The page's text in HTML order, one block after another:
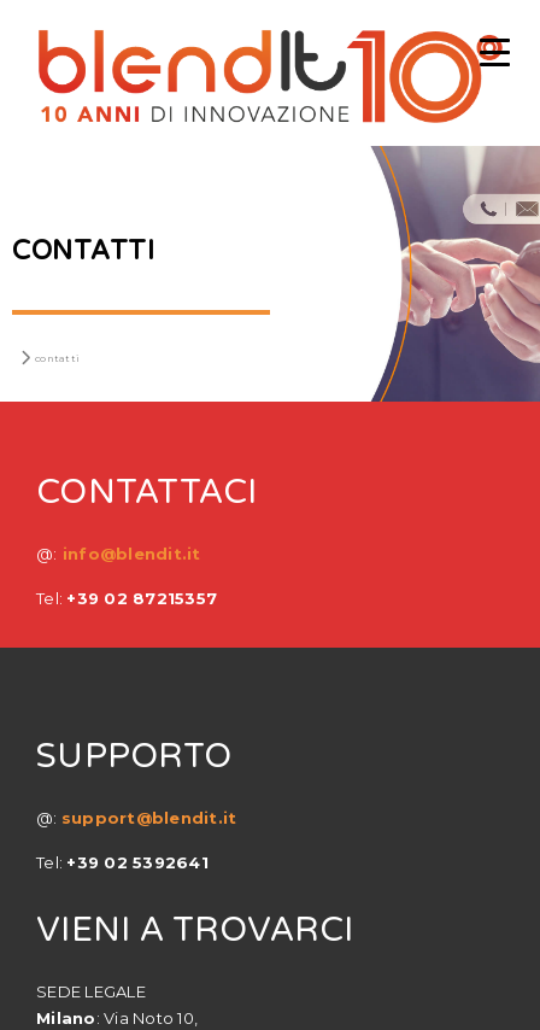
CONTATTI
contatti
CONTATTACI
@: info@blendit.it
Tel: +39 02 87215357
SUPPORTO
@: support@blendit.it
Tel: +39 02 5392641
VIENI A TROVARCI
SEDE LEGALE
Milano: Via Noto 10,